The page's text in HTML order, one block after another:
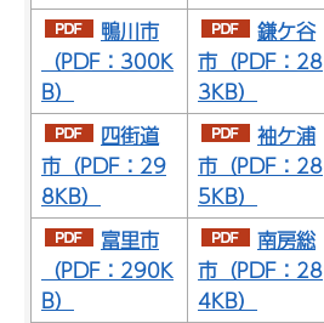
鴨川市
（PDF：300K
B）
鎌ケ谷
市（PDF：28
3KB）
四街道
市（PDF：29
8KB）
袖ケ浦
市（PDF：28
5KB）
富里市
（PDF：290K
B）
南房総
市（PDF：28
4KB）